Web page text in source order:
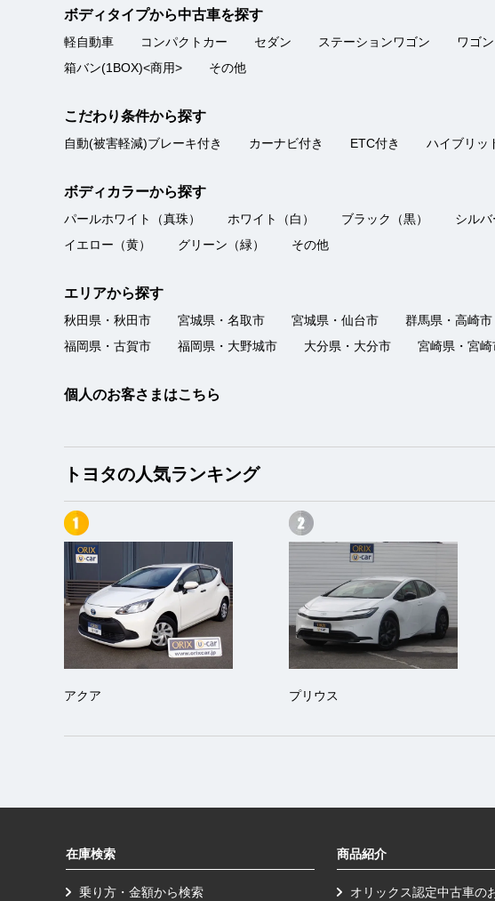
ボディタイプから中古車を探す
軽自動車 コンパクトカー セダン ステーションワゴン ワゴ
箱バン(1BOX)<商用>
その他
こだわり条件から探す
自動(被害軽減)ブレーキ付き カーナビ付き ETC付き ハイブリッ
ボディカラーから探す
パールホワイト（真珠） ホワイト（白） ブラック（黒） シルバ
イエロー（黄）
グリーン（緑） その他
エリアから探す
秋田県・秋田市 宮城県・名取市 宮城県・仙台市 群馬県・高崎市
福岡県・古賀市
福岡県・大野城市 大分県・大分市 宮崎県・宮崎
個人のお客さまはこちら
トヨタの人気ランキング
アクア プリウス
在庫検索
乗り方・金額から検索
商品紹介
オリックス認定中古車の